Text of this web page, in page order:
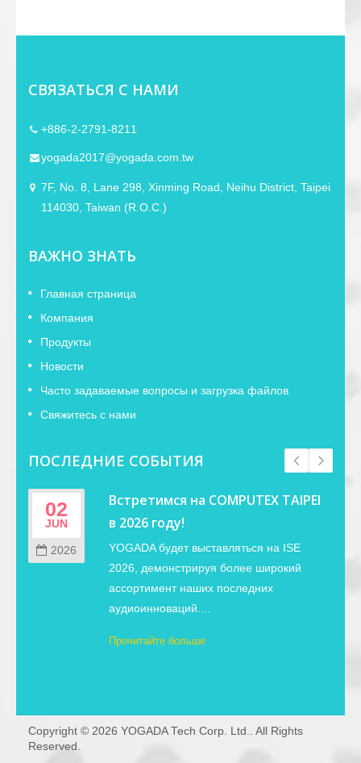
СВЯЗАТЬСЯ С НАМИ
+886-2-2791-8211
yogada2017@yogada.com.tw
7F, No. 8, Lane 298, Xinming Road, Neihu District, Taipei
114030, Taiwan (R.O.C.)
ВАЖНО ЗНАТЬ
Главная страница
Компания
Продукты
Новости
Часто задаваемые вопросы и загрузка файлов
Свяжитесь с нами
ПОСЛЕДНИЕ СОБЫТИЯ
02
JUN
2026
Встретимся на COMPUTEX TAIPEI
в 2026 году!
YOGADA будет выставляться на ISE
2026, демонстрируя более широкий
ассортимент наших последних
аудиоинноваций....
Прочитайте больше
Copyright © 2026 YOGADA Tech Corp. Ltd.
. All Rights
Reserved.